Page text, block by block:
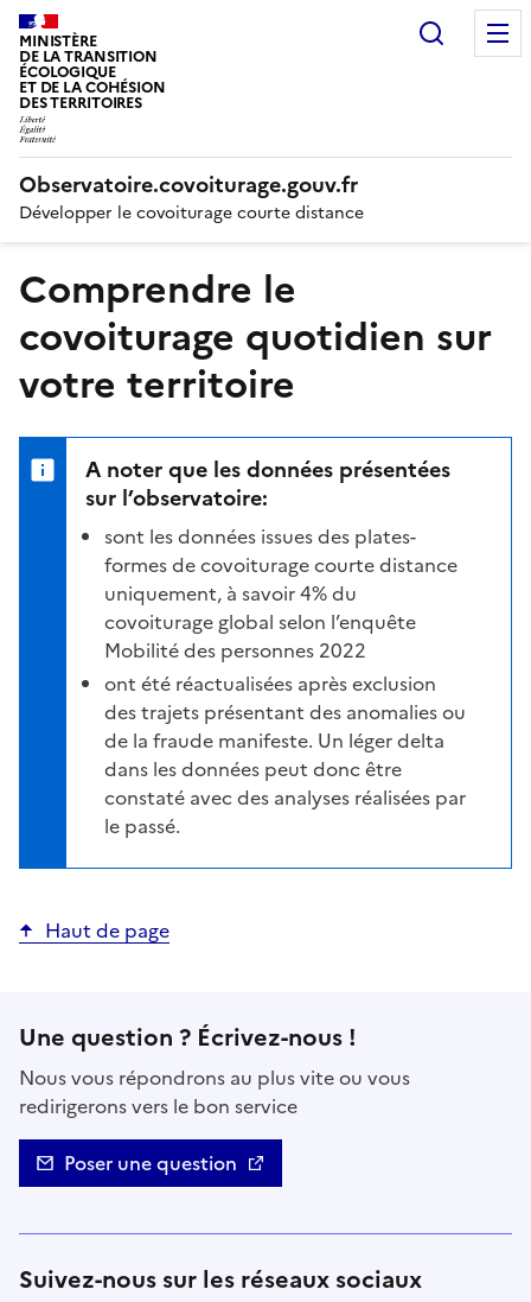
MINISTÈRE
DE LA TRANSITION
ÉCOLOGIQUE
ET DE LA COHÉSION
DES TERRITOIRES
Observatoire.covoiturage.gouv.fr
Développer le covoiturage courte distance
Comprendre le
covoiturage quotidien sur
votre territoire
A noter que les données présentées
sur l’observatoire:
sont les données issues des plates-
formes de covoiturage courte distance
uniquement, à savoir 4% du
covoiturage global selon l’enquête
Mobilité des personnes 2022
ont été réactualisées après exclusion
des trajets présentant des anomalies ou
de la fraude manifeste. Un léger delta
dans les données peut donc être
constaté avec des analyses réalisées par
le passé.
Haut de page
Une question ? Écrivez-nous !
Nous vous répondrons au plus vite ou vous
redirigerons vers le bon service
Poser une question
Suivez-nous sur les réseaux sociaux